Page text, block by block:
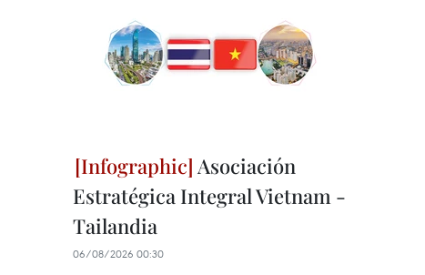
Asociación
Estratégica Integral Vietnam -
Tailandia
06/08/2026 00:30